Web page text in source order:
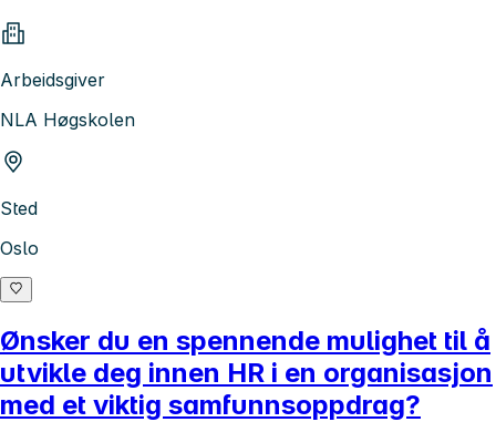
Arbeidsgiver
NLA Høgskolen
Sted
Oslo
Ønsker du en spennende mulighet til å
utvikle deg innen HR i en organisasjon
med et viktig samfunnsoppdrag?